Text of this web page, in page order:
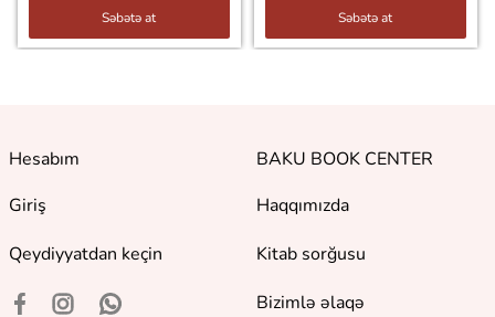
Səbətə at Səbətə at
Hesabım
Giriş
Qeydiyyatdan keçin
BAKU BOOK CENTER
Haqqımızda
Kitab sorğusu
Bizimlə əlaqə